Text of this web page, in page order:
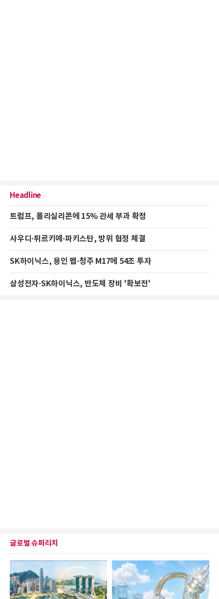
Headline
트럼프, 폴리실리콘에 15% 관세 부과 확정
사우디·튀르키예·파키스탄, 방위 협정 체결
SK하이닉스, 용인 팹·청주 M17에 54조 투자
삼성전자·SK하이닉스, 반도체 장비 '확보전'
글로벌 슈퍼리치